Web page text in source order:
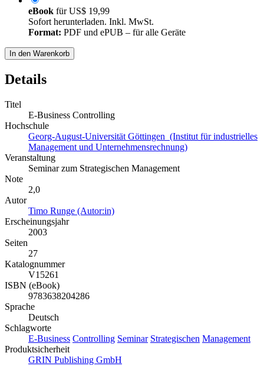
eBook fürUS$ 19,99
Sofort herunterladen. Inkl. MwSt.
Format: PDF und ePUB – für alle Geräte
In den Warenkorb
Details
Titel
E-Business Controlling
Hochschule
Georg-August-Universität Göttingen (Institut für industrielles
Management und Unternehmensrechnung)
Veranstaltung
Seminar zum Strategischen Management
Note
2,0
Autor
Timo Runge (Autor:in)
Erscheinungsjahr
2003
Seiten
27
Katalognummer
V15261
ISBN (eBook)
9783638204286
Sprache
Deutsch
Schlagworte
E-Business Controlling Seminar Strategischen Management
Produktsicherheit
GRIN Publishing GmbH